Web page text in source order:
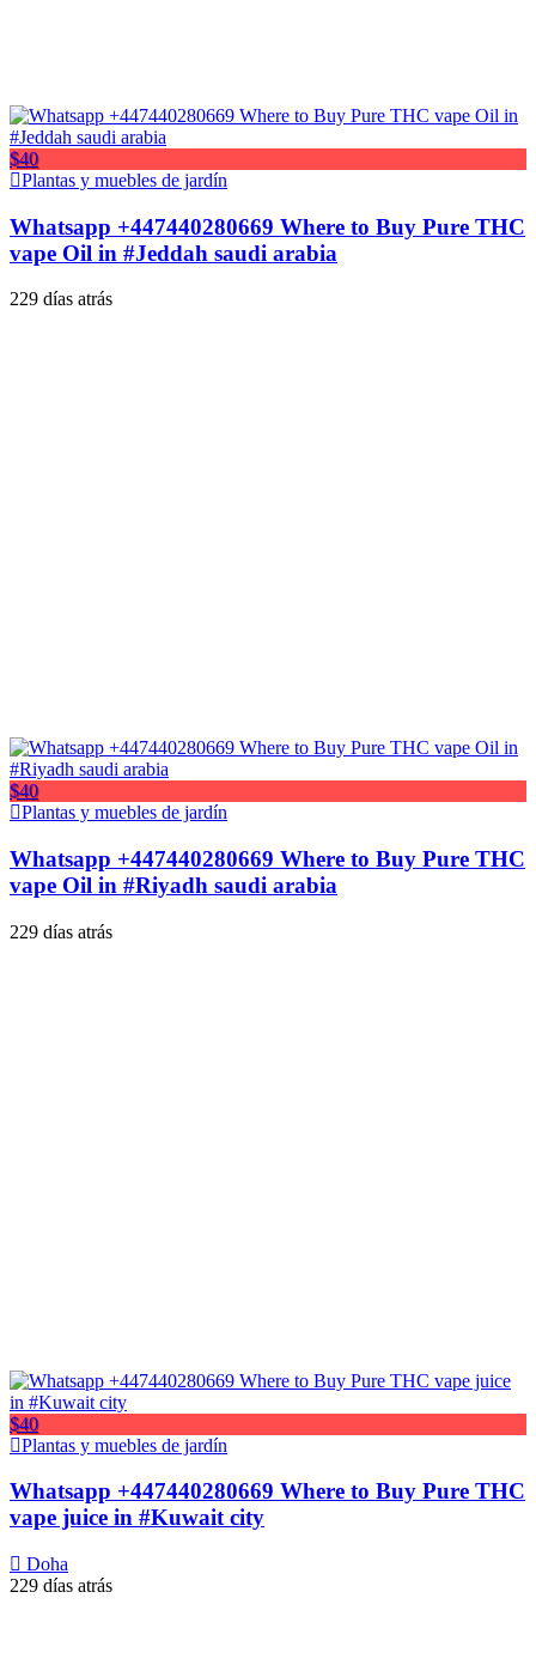
$40
Plantas y muebles de jardín
Whatsapp +447440280669 Where to Buy Pure THC
vape Oil in #Jeddah saudi arabia
229 días atrás
$40
Plantas y muebles de jardín
Whatsapp +447440280669 Where to Buy Pure THC
vape Oil in #Riyadh saudi arabia
229 días atrás
$40
Plantas y muebles de jardín
Whatsapp +447440280669 Where to Buy Pure THC
vape juice in #Kuwait city
Doha
229 días atrás